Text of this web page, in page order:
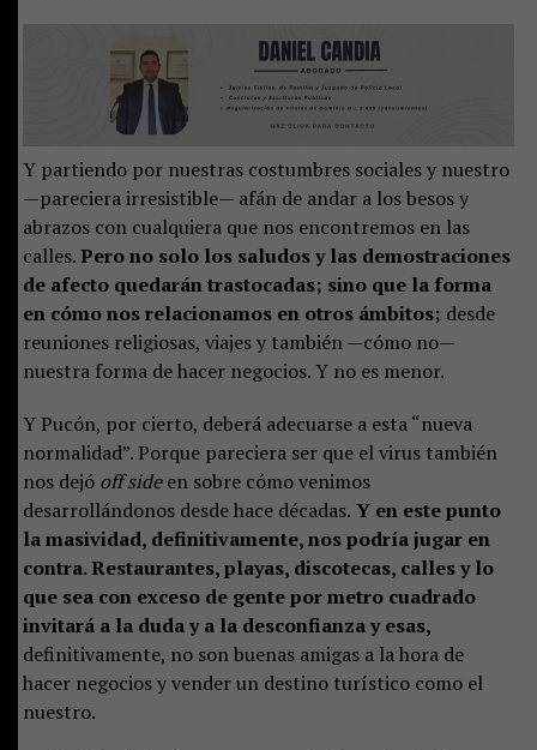
Y partiendo por nuestras costumbres sociales y nuestro
—pareciera irresistible— afán de andar a los besos y
abrazos con cualquiera que nos encontremos en las
calles. Pero no solo los saludos y las demostraciones
de afecto quedarán trastocadas; sino que la forma
en cómo nos relacionamos en otros ámbitos; desde
reuniones religiosas, viajes y también —cómo no—
nuestra forma de hacer negocios. Y no es menor.
Y Pucón, por cierto, deberá adecuarse a esta “nueva
normalidad”. Porque pareciera ser que el virus también
nos dejó off sideen sobre cómo venimos
desarrollándonos desde hace décadas. Y en este punto
la masividad, definitivamente, nos podría jugar en
contra. Restaurantes, playas, discotecas, calles y lo
que sea con exceso de gente por metro cuadrado
invitará a la duda y a la desconfianza y esas,
definitivamente, no son buenas amigas a la hora de
hacer negocios y vender un destino turístico como el
nuestro.